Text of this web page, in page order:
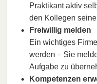
Praktikant aktiv
den Kollegen
Freiwillig melden
Ein wichtiges
werden – Sie
Aufgabe zu
Kompetenzen